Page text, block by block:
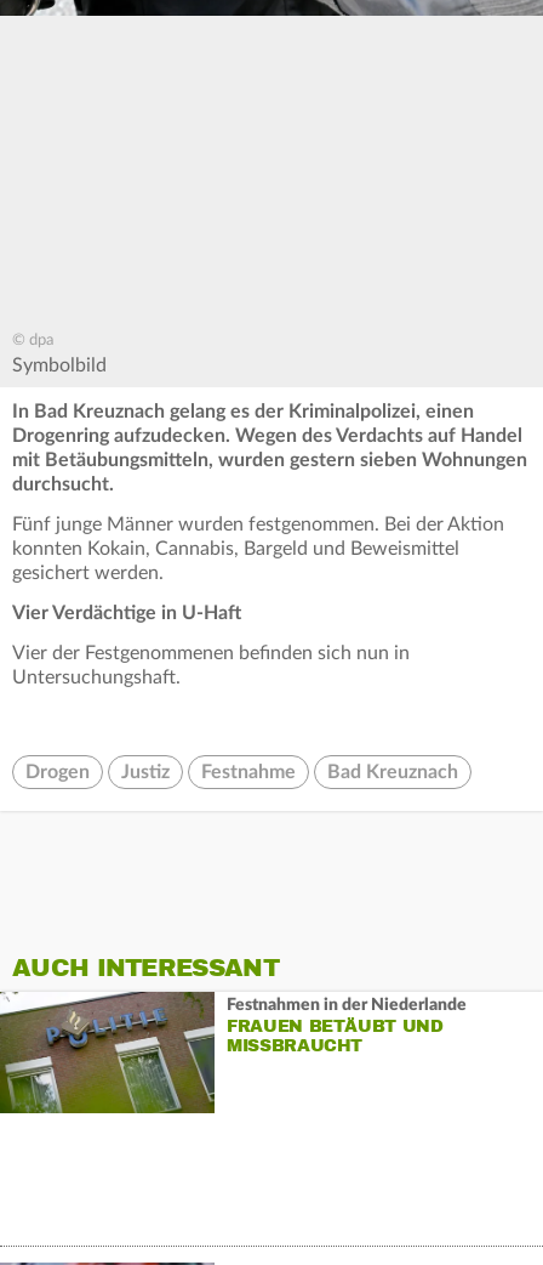
© dpa
Symbolbild
In Bad Kreuznach gelang es der Kriminalpolizei, einen
Drogenring aufzudecken. Wegen des Verdachts auf Handel
mit Betäubungsmitteln, wurden gestern sieben Wohnungen
durchsucht.
Fünf junge Männer wurden festgenommen. Bei der Aktion
konnten Kokain, Cannabis, Bargeld und Beweismittel
gesichert werden.
Vier Verdächtige in U-Haft
Vier der Festgenommenen befinden sich nun in
Untersuchungshaft.
Drogen Justiz Festnahme Bad Kreuznach
AUCH INTERESSANT
Festnahmen in der Niederlande
FRAUEN BETÄUBT UND
MISSBRAUCHT